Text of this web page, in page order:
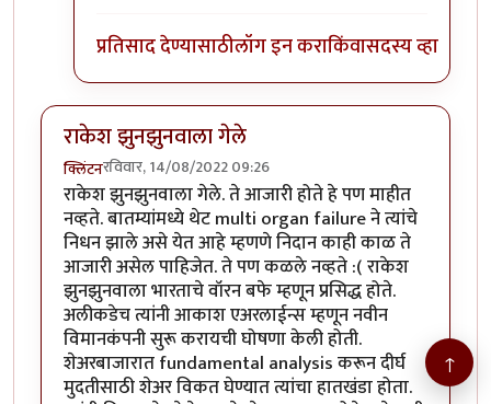
प्रतिसाद देण्यासाठीलॉग इन कराकिंवासदस्य व्हा
राकेश झुनझुनवाला गेले
क्लिंटनरविवार, 14/08/2022 09:26
राकेश झुनझुनवाला गेले. ते आजारी होते हे पण माहीत
नव्हते. बातम्यांमध्ये थेट multi organ failure ने त्यांचे
निधन झाले असे येत आहे म्हणणे निदान काही काळ ते
आजारी असेल पाहिजेत. ते पण कळले नव्हते :( राकेश
झुनझुनवाला भारताचे वॉरन बफे म्हणून प्रसिद्ध होते.
अलीकडेच त्यांनी आकाश एअरलाईन्स म्हणून नवीन
विमानकंपनी सुरू करायची घोषणा केली होती.
शेअरबाजारात fundamental analysis करून दीर्घ
मुदतीसाठी शेअर विकत घेण्यात त्यांचा हातखंडा होता.
↑